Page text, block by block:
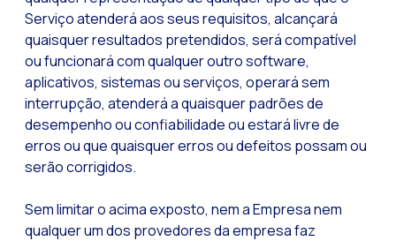
Serviço atenderá aos seus requisitos, alcançará
quaisquer resultados pretendidos, será compatível
ou funcionará com qualquer outro software,
aplicativos, sistemas ou serviços, operará sem
interrupção, atenderá a quaisquer padrões de
desempenho ou confiabilidade ou estará livre de
erros ou que quaisquer erros ou defeitos possam ou
serão corrigidos.
Sem limitar o acima exposto, nem a Empresa nem
qualquer um dos provedores da empresa faz